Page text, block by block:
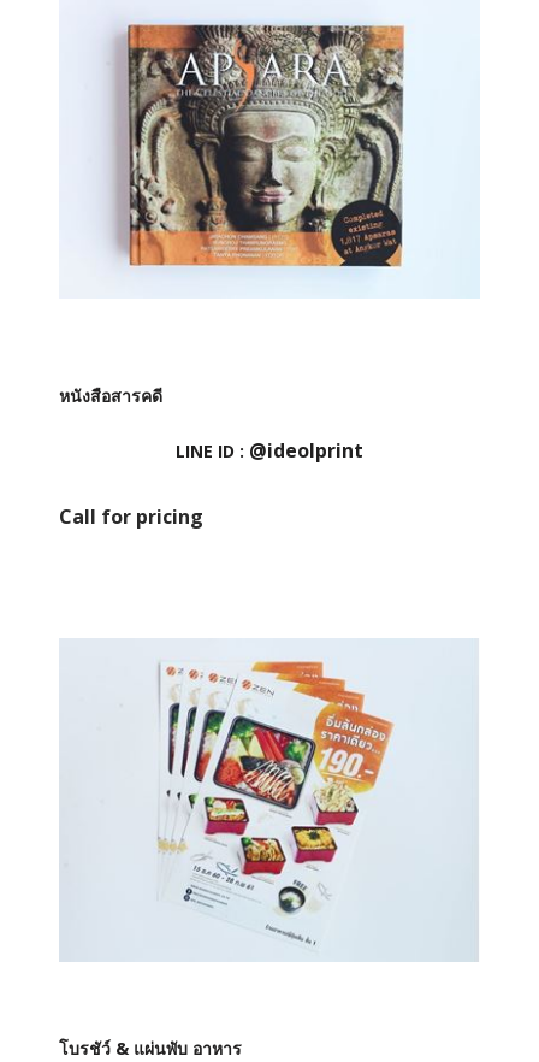
หนังสือสารคดี
LINE ID : @ideolprint
Call for pricing
โบรชัว์ & แผ่นพับ อาหาร